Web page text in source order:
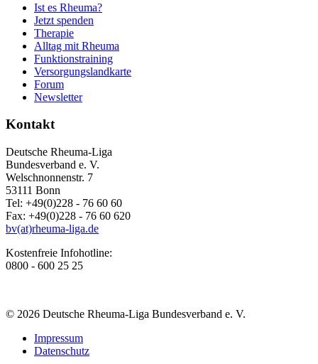
Ist es Rheuma?
Jetzt spenden
Therapie
Alltag mit Rheuma
Funktionstraining
Versorgungslandkarte
Forum
Newsletter
Kontakt
Deutsche Rheuma-Liga
Bundesverband e. V.
Welschnonnenstr. 7
53111 Bonn
Tel: +49(0)228 - 76 60 60
Fax: +49(0)228 - 76 60 620
bv(at)rheuma-liga.de
Kostenfreie Infohotline:
0800 - 600 25 25
© 2026 Deutsche Rheuma-Liga Bundesverband e. V.
Impressum
Datenschutz